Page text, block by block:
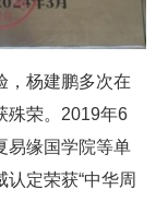
，杨建鹏多次在
殊荣。2019年6
易缘国学院等单
定荣获“中华周